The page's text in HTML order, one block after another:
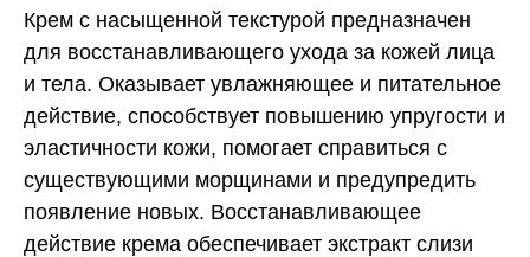
Крем с насыщенной текстурой предназначен
для восстанавливающего ухода за кожей лица
и тела. Оказывает увлажняющее и питательное
действие, способствует повышению упругости и
эластичности кожи, помогает справиться с
существующими морщинами и предупредить
появление новых. Восстанавливающее
действие крема обеспечивает экстракт слизи